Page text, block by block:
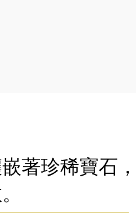
著珍稀寶石